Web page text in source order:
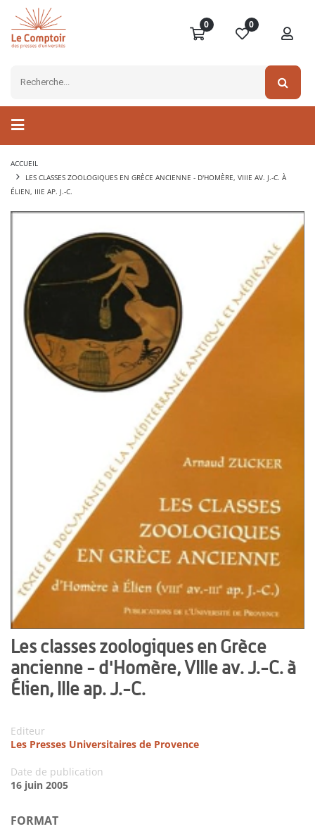
0 0
ACCUEIL
LES CLASSES ZOOLOGIQUES EN GRÈCE ANCIENNE - D'HOMÈRE, VIIIE AV. J.-C. À
ÉLIEN, IIIE AP. J.-C.
Les classes zoologiques en Grèce
ancienne - d'Homère, VIIIe av. J.-C. à
Élien, IIIe ap. J.-C.
Editeur
Les Presses Universitaires de Provence
Date de publication
16 juin 2005
FORMAT